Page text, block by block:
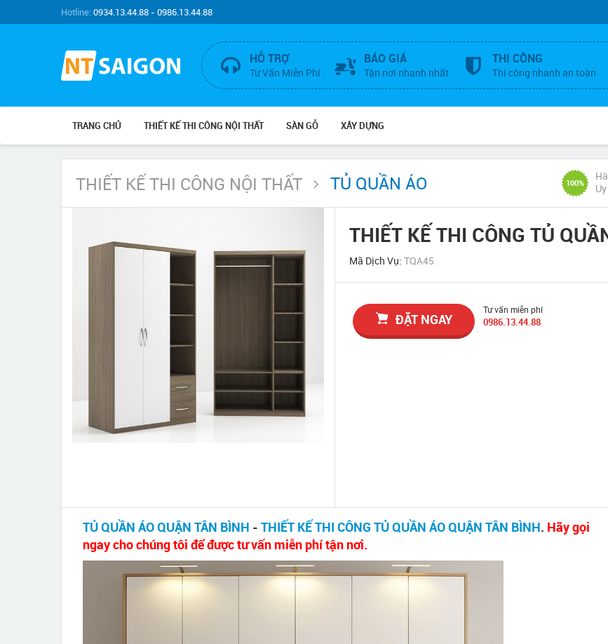
Hotline:0934.13.44.88 - 0986.13.44.88
HỖ TRỢ
Tư Vấn Miễn Phí
BÁO GIÁ
Tận nơi nhanh nhất
THI CÔNG
Thi công nhanh an toàn
TRANG CHỦ THIẾT KẾ THI CÔNG NỘI THẤT SÀN GỖ XÂY DỰNG
THIẾT KẾ THI CÔNG NỘI THẤT TỦ QUẦN ÁO 100%
THIẾT KẾ THI CÔNG TỦ
Mã Dịch Vụ:TQA45
ĐẶT NGAY
Tư vấn miễn phí
0986.13.44.88
TỦ QUẦN ÁO QUẬN TÂN BÌNH - THIẾT KẾ THI CÔNG TỦ QUẦN ÁO QUẬN TÂN BÌNH. Hãy gọi
ngay cho chúng tôi để được tư vấn miễn phí tận nơi.